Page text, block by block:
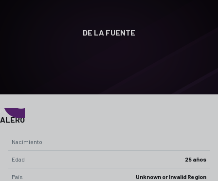
DE LA FUENTE
0
POSICIÓN
ALERO
Nacimiento
Edad 25 años
País Unknown or Invalid Region